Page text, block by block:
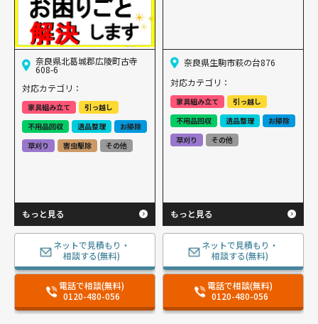
奈良県北葛城郡広陵町古寺
608-6
対応カテゴリ：
家具組み立て
引っ越し
不用品回収
遺品整理
お掃除
草刈り
害虫駆除 その他
もっと見る
ネットで見積もり・
相談する(無料)
電話で相談(無料)
0120-480-056
奈良県生駒市萩の台876
対応カテゴリ：
家具組み立て
引っ越し
不用品回収
遺品整理
お掃除
草刈り
その他
もっと見る
ネットで見積もり・
相談する(無料)
電話で相談(無料)
0120-480-056